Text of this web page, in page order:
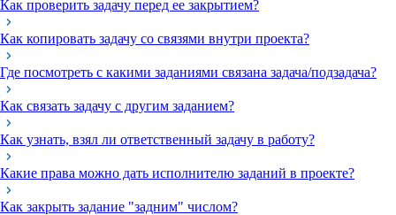
Как проверить задачу перед ее закрытием?
Как копировать задачу со связями внутри проекта?
Где посмотреть с какими заданиями связана задача/подзадача?
Как связать задачу с другим заданием?
Как узнать, взял ли ответственный задачу в работу?
Какие права можно дать исполнителю заданий в проекте?
Как закрыть задание "задним" числом?